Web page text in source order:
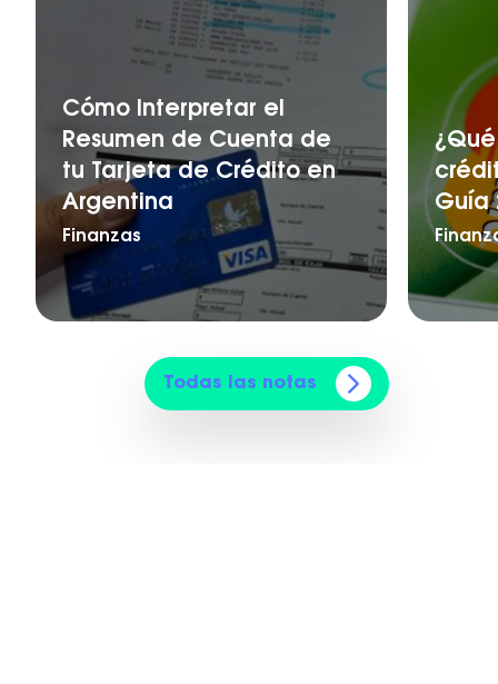
Cómo Interpretar el
Resumen de Cuenta de
tu Tarjeta de Crédito en
Argentina
Finanzas
Guía
Todas las notas